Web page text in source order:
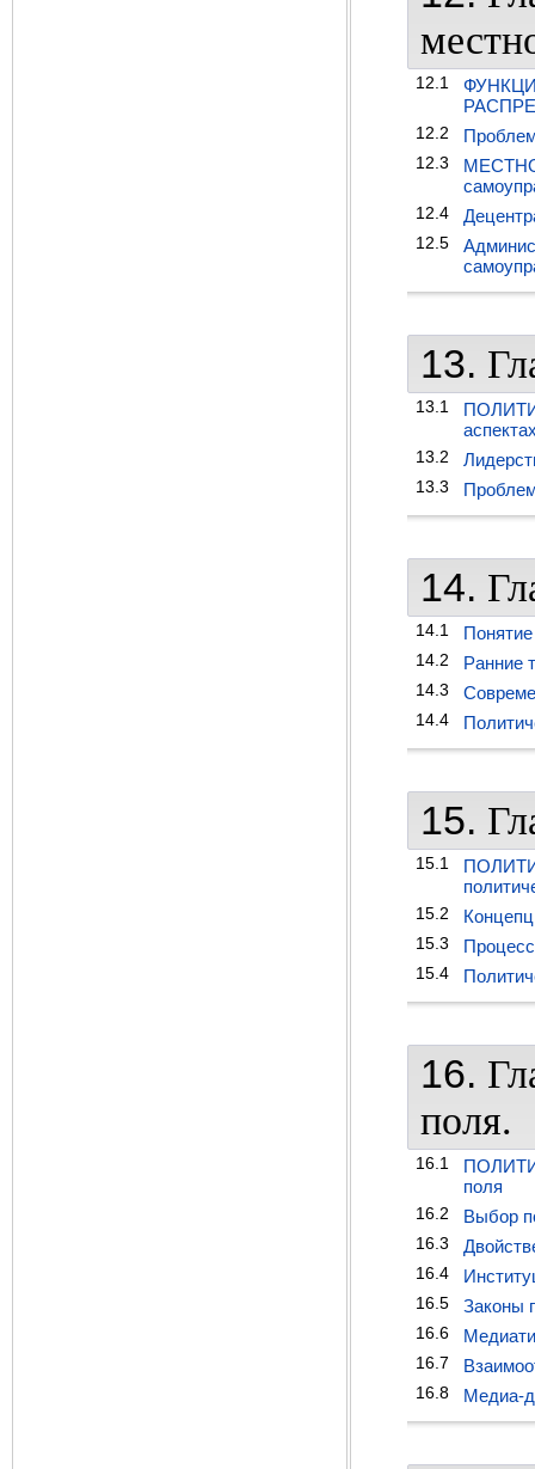
12.1
12.2
12.3
12.4
12.5
13.
13.1
13.2
13.3
14.
14.1
14.2 Ранние
14.3
14.4
15.
15.1
15.2
15.3
15.4
16.
поля.
16.1
поля
16.2 Выбор
16.3
16.4
16.5 Законы
16.6
16.7
16.8 Медиа-